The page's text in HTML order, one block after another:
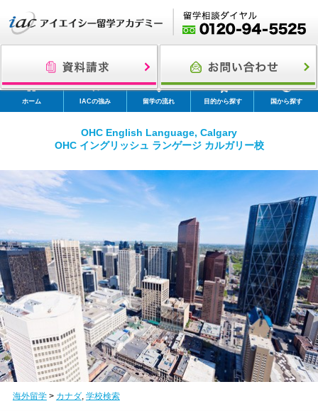
ホーム IACの強み 留学の流れ 目的から探す 国から探す
OHC English Language, Calgary
OHC イングリッシュ ランゲージ カルガリー校
海外留学> カナダ, 学校検索